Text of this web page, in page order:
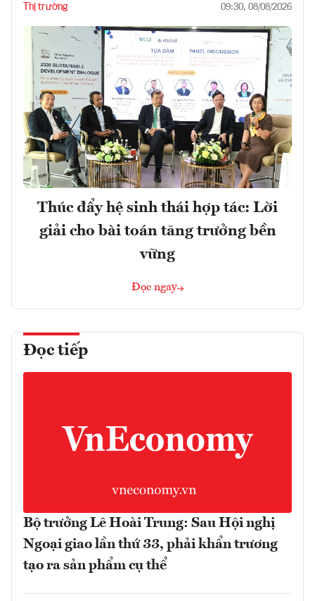
Thị trường 09:30, 08/08/2026
Thúc đẩy hệ sinh thái hợp tác: Lời
giải cho bài toán tăng trưởng bền
vững
Đọc ngay
Đọc tiếp
Bộ trưởng Lê Hoài Trung: Sau Hội nghị
Ngoại giao lần thứ 33, phải khẩn trương
tạo ra sản phẩm cụ thể